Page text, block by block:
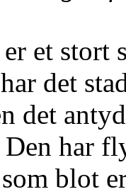
et stort
det
det
har
blot